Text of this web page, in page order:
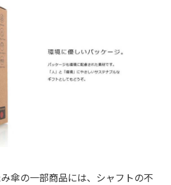
傘の一部商品には、シャフトの不